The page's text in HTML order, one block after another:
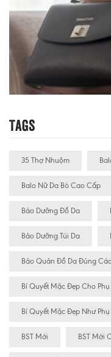
Tags
35 Thợ Nhuộm
Balo Nữ Da Bò Cao Cấp
Bảo Dưỡng Đồ Da
Bảo Dưỡng Túi Da
Bảo Quản Đồ Da Đúng
Bí Quyết Mặc Đẹp Cho
Bí Quyết Mặc Đẹp Như
BST Mới BST Mới